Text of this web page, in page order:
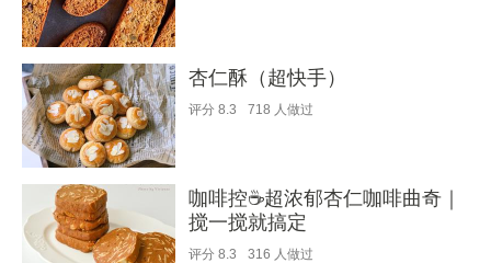
杏仁酥（超快手）
评分 8.3 718 人做过
咖啡控☕️超浓郁杏仁咖啡曲奇｜
搅一搅就搞定
评分 8.3 316 人做过